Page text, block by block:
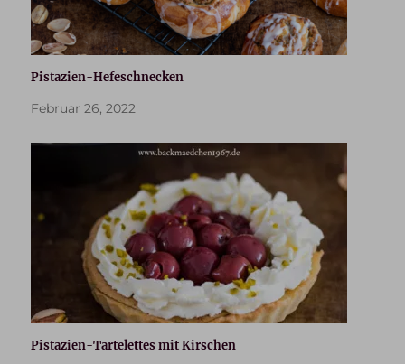
Pistazien-Hefeschnecken
Februar 26, 2022
Pistazien-Tartelettes mit Kirschen